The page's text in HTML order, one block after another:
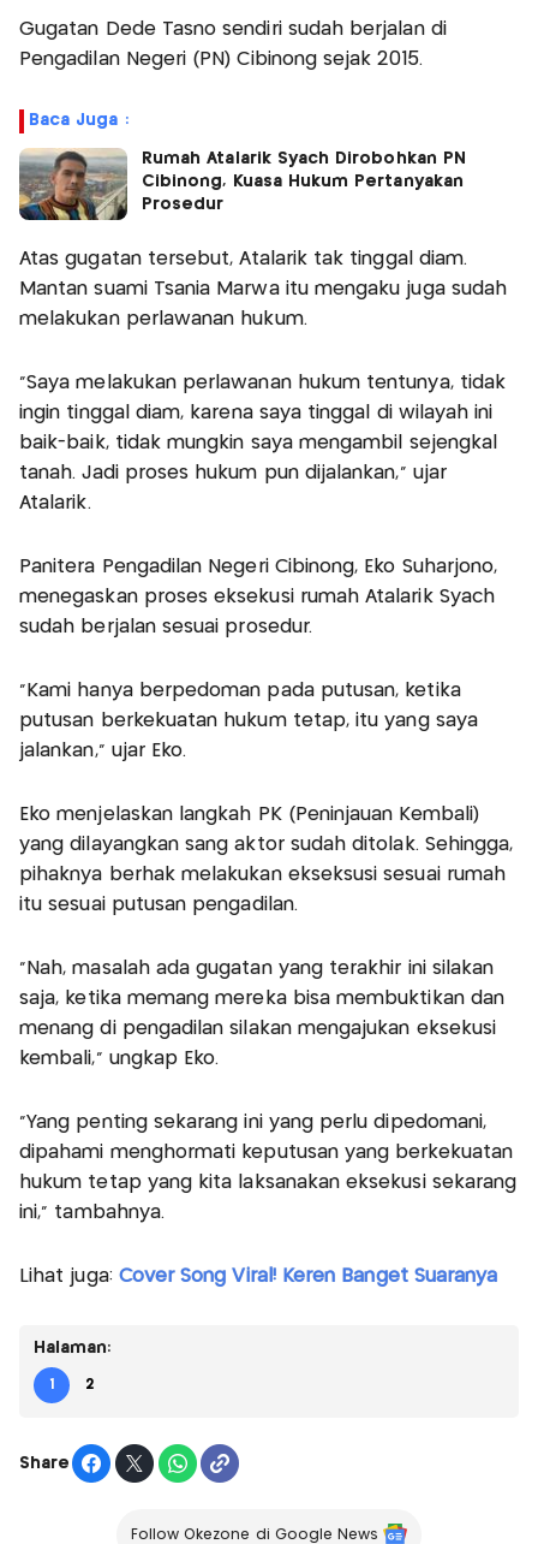
Gugatan Dede Tasno sendiri sudah berjalan di
Pengadilan Negeri (PN) Cibinong sejak 2015.
Baca Juga :
Rumah Atalarik Syach Dirobohkan PN
Cibinong, Kuasa Hukum Pertanyakan
Prosedur
Atas gugatan tersebut, Atalarik tak tinggal diam.
Mantan suami Tsania Marwa itu mengaku juga sudah
melakukan perlawanan hukum.
"Saya melakukan perlawanan hukum tentunya, tidak
ingin tinggal diam, karena saya tinggal di wilayah ini
baik-baik, tidak mungkin saya mengambil sejengkal
tanah. Jadi proses hukum pun dijalankan," ujar
Atalarik.
Panitera Pengadilan Negeri Cibinong, Eko Suharjono,
menegaskan proses eksekusi rumah Atalarik Syach
sudah berjalan sesuai prosedur.
"Kami hanya berpedoman pada putusan, ketika
putusan berkekuatan hukum tetap, itu yang saya
jalankan," ujar Eko.
Eko menjelaskan langkah PK (Peninjauan Kembali)
yang dilayangkan sang aktor sudah ditolak. Sehingga,
pihaknya berhak melakukan ekseksusi sesuai rumah
itu sesuai putusan pengadilan.
"Nah, masalah ada gugatan yang terakhir ini silakan
saja, ketika memang mereka bisa membuktikan dan
menang di pengadilan silakan mengajukan eksekusi
kembali," ungkap Eko.
"Yang penting sekarang ini yang perlu dipedomani,
dipahami menghormati keputusan yang berkekuatan
hukum tetap yang kita laksanakan eksekusi sekarang
ini," tambahnya.
Lihat juga: Cover Song Viral! Keren Banget Suaranya
Halaman:
1 2
Share
Follow Okezone di Google News